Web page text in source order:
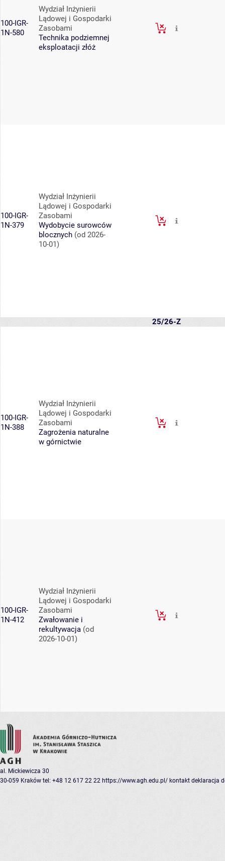
100-IGR-
1N-580
Wydział Inżynierii
Lądowej i Gospodarki
Zasobami
Technika podziemnej
eksploatacji złóż
100-IGR-
1N-379
Wydział Inżynierii
Lądowej i Gospodarki
Zasobami
Wydobycie surowców
blocznych (od 2026-
10-01)
25/26-Z
100-IGR-
1N-388
Wydział Inżynierii
Lądowej i Gospodarki
Zasobami
Zagrożenia naturalne
w górnictwie
100-IGR-
1N-412
Wydział Inżynierii
Lądowej i Gospodarki
Zasobami
Zwałowanie i
rekultywacja (od
2026-10-01)
al. Mickiewicza 30
30-059 Kraków tel: +48 12 617 22 22 https://www.agh.edu.pl/ kontakt deklaracja